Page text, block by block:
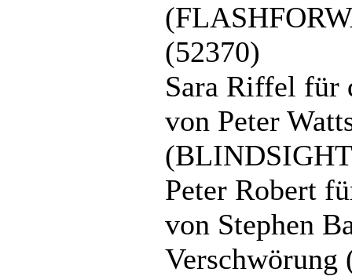
(52370)
Sara Riffel für
von Peter
Peter Robert
von Stephen
Verschwörung